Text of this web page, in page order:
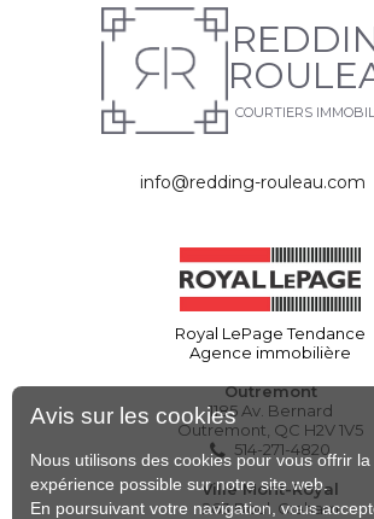
COURTIERS
info@redding-rouleau.com
Royal LePage Tendance
Agence immobilière
Outremont
1185 Av. Bernard
Outremont, QC H2V 1V5
514-271-4820
Ville Mont-Royal
263 Boul. Graham
Avis sur les cookies
Nous utilisons des cookies pour vous offrir
expérience possible sur notre site web.
En poursuivant votre navigation, vous